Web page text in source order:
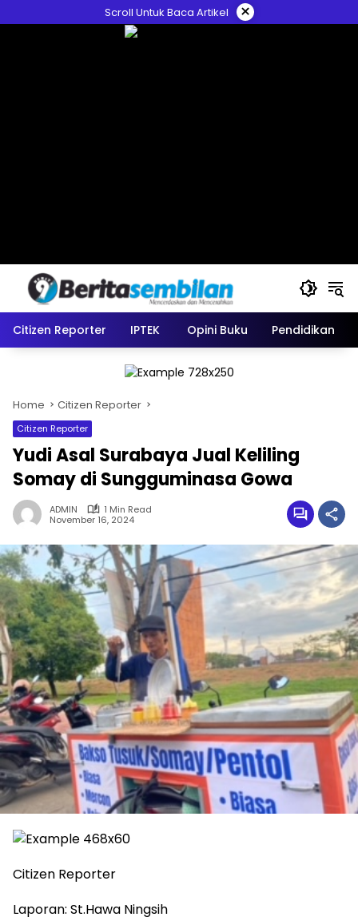
to
Scroll Untuk Baca Artikel ×
Citizen Reporter IPTEK Opini Buku Pendidikan
Home Citizen Reporter
Citizen Reporter
Yudi Asal Surabaya Jual Keliling
Somay di Sungguminasa Gowa
ADMIN
1 Min Read
November 16, 2024
Citizen Reporter
Laporan: St.Hawa Ningsih